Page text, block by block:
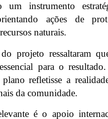
um instrumento
ações de
naturais.
do projeto ressaltaram
para o
refletisse a
da comunidade.
é o apoio